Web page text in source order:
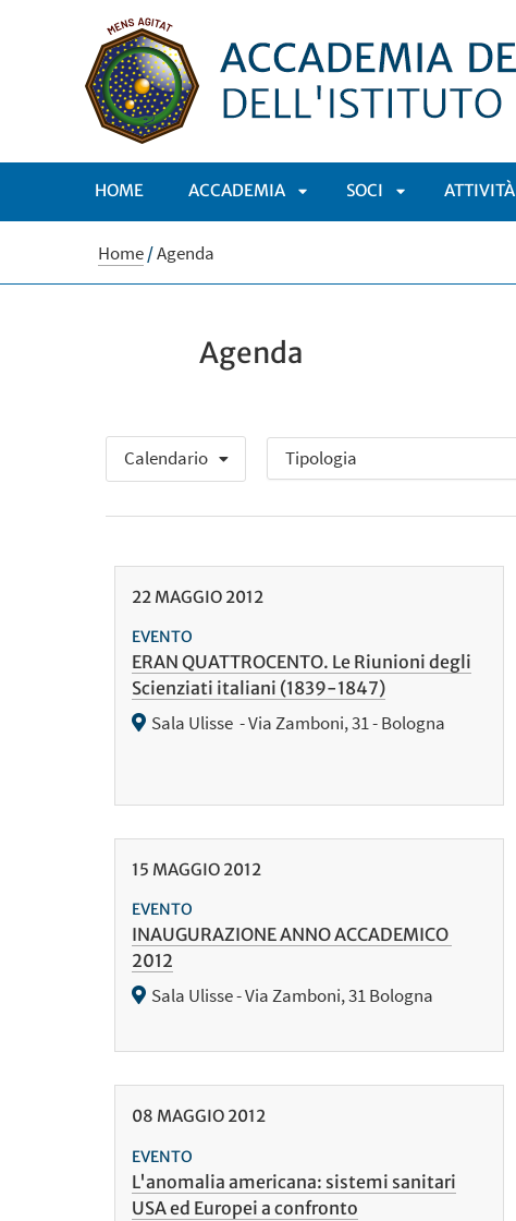
HOME ACCADEMIA SOCI ATTIVITÀ
Home/Agenda
Agenda
Calendario
22MAGGIO 2012
EVENTO
ERAN QUATTROCENTO. Le Riunioni degli
Scienziati italiani (1839-1847)
Sala Ulisse - Via Zamboni, 31 - Bologna
15 MAGGIO 2012
EVENTO
INAUGURAZIONE ANNO ACCADEMICO
2012
Sala Ulisse - Via Zamboni, 31 Bologna
08 MAGGIO 2012
EVENTO
L'anomalia americana: sistemi sanitari
USA ed Europei a confronto